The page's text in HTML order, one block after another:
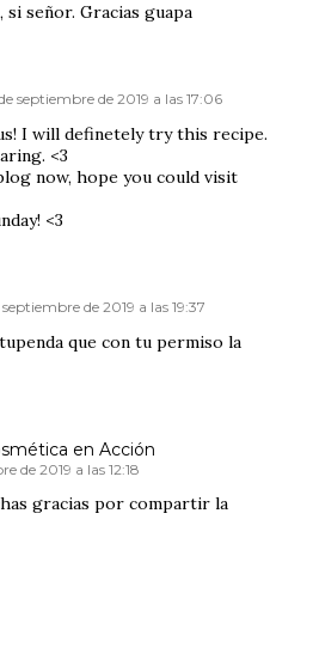
si señor. Gracias guapa
septiembre de 2019 a las 17:06
I will definetely try this recipe.
<3
now, hope you could visit
<3
de 2019 a las 19:37
que con tu permiso la
en Acción
de 2019 a las 12:18
gracias por compartir la